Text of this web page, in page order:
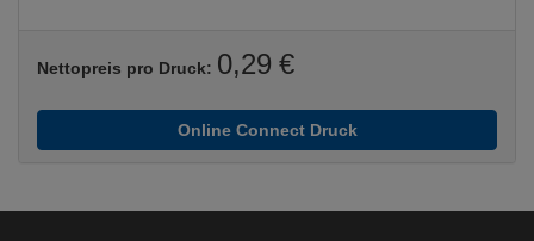
Nettopreis pro Druck: 0,29 €
Online Connect Druck